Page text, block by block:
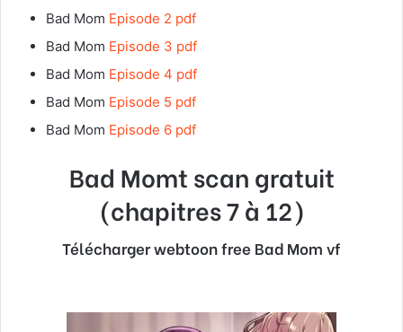
Bad Mom Episode 2 pdf
Bad Mom Episode 3 pdf
Bad Mom Episode 4 pdf
Bad Mom Episode 5 pdf
Bad Mom Episode 6 pdf
Bad Momt scan gratuit
(chapitres 7 à 12)
Télécharger webtoon free Bad Mom vf